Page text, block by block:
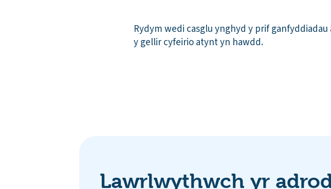
Rydym wedi casglu ynghyd y prif
y gellir cyfeirio atynt yn hawdd.
Lawrlwythwch yr